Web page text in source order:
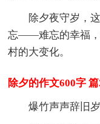
除夕夜守岁，
忘——难忘的幸福，
村的大变化。
除夕的作文600字 篇
爆竹声声辞旧